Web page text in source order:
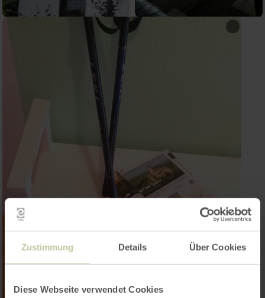
Zustimmung Details Über Cookies
Diese Webseite verwendet Cookies